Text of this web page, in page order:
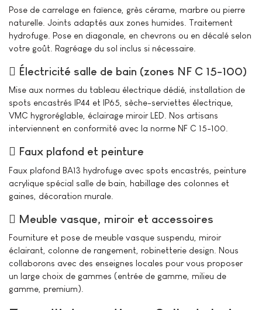
Pose de carrelage en faïence, grès cérame, marbre ou pierre
naturelle. Joints adaptés aux zones humides. Traitement
hydrofuge. Pose en diagonale, en chevrons ou en décalé selon
votre goût. Ragréage du sol inclus si nécessaire.
Électricité salle de bain (zones NF C 15-100)
Mise aux normes du tableau électrique dédié, installation de
spots encastrés IP44 et IP65, sèche-serviettes électrique,
VMC hygroréglable, éclairage miroir LED. Nos artisans
interviennent en conformité avec la norme NF C 15-100.
Faux plafond et peinture
Faux plafond BA13 hydrofuge avec spots encastrés, peinture
acrylique spécial salle de bain, habillage des colonnes et
gaines, décoration murale.
Meuble vasque, miroir et accessoires
Fourniture et pose de meuble vasque suspendu, miroir
éclairant, colonne de rangement, robinetterie design. Nous
collaborons avec des enseignes locales pour vous proposer
un large choix de gammes (entrée de gamme, milieu de
gamme, premium).